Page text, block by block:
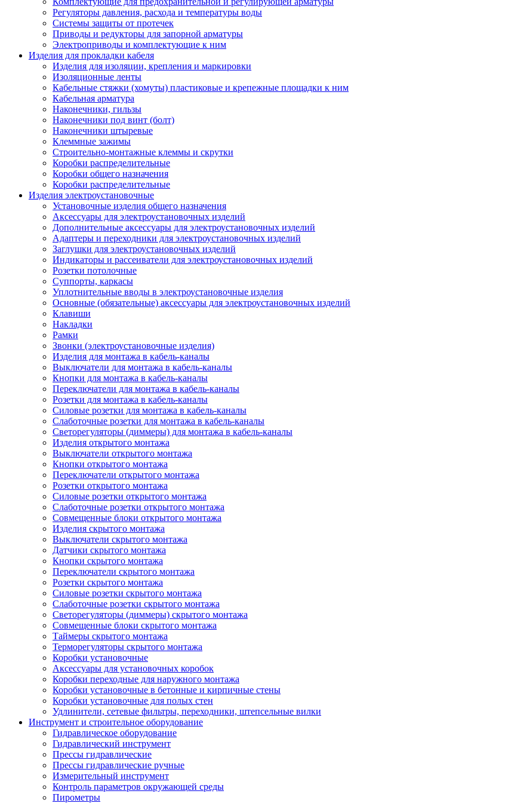
Регуляторы давления, расхода и температуры воды
Системы защиты от протечек
Приводы и редукторы для запорной арматуры
Электроприводы и комплектующие к ним
Изделия для прокладки кабеля
Изделия для изоляции, крепления и маркировки
Изоляционные ленты
Кабельные стяжки (хомуты) пластиковые и крепежные площадки к ним
Кабельная арматура
Наконечники, гильзы
Наконечники под винт (болт)
Наконечники штыревые
Клеммные зажимы
Строительно-монтажные клеммы и скрутки
Коробки распределительные
Коробки общего назначения
Коробки распределительные
Изделия электроустановочные
Установочные изделия общего назначения
Аксессуары для электроустановочных изделий
Дополнительные аксессуары для электроустановочных изделий
Адаптеры и переходники для электроустановочных изделий
Заглушки для электроустановочных изделий
Индикаторы и рассеиватели для электроустановочных изделий
Розетки потолочные
Суппорты, каркасы
Уплотнительные вводы в электроустановочные изделия
Основные (обязательные) аксессуары для электроустановочных изделий
Клавиши
Накладки
Рамки
Звонки (электроустановочные изделия)
Изделия для монтажа в кабель-каналы
Выключатели для монтажа в кабель-каналы
Кнопки для монтажа в кабель-каналы
Переключатели для монтажа в кабель-каналы
Розетки для монтажа в кабель-каналы
Силовые розетки для монтажа в кабель-каналы
Слаботочные розетки для монтажа в кабель-каналы
Светорегуляторы (диммеры) для монтажа в кабель-каналы
Изделия открытого монтажа
Выключатели открытого монтажа
Кнопки открытого монтажа
Переключатели открытого монтажа
Розетки открытого монтажа
Силовые розетки открытого монтажа
Слаботочные розетки открытого монтажа
Совмещенные блоки открытого монтажа
Изделия скрытого монтажа
Выключатели скрытого монтажа
Датчики скрытого монтажа
Кнопки скрытого монтажа
Переключатели скрытого монтажа
Розетки скрытого монтажа
Силовые розетки скрытого монтажа
Слаботочные розетки скрытого монтажа
Светорегуляторы (диммеры) скрытого монтажа
Совмещенные блоки скрытого монтажа
Таймеры скрытого монтажа
Терморегуляторы скрытого монтажа
Коробки установочные
Аксессуары для установочных коробок
Коробки переходные для наружного монтажа
Коробки установочные в бетонные и кирпичные стены
Коробки установочные для полых стен
Удлинители, сетевые фильтры, переходники, штепсельные вилки
Инструмент и строительное оборудование
Гидравлическое оборудование
Гидравлический инструмент
Прессы гидравлические
Прессы гидравлические ручные
Измерительный инструмент
Контроль параметров окружающей среды
Пирометры